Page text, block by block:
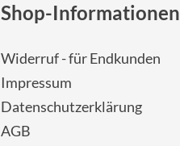
Shop-Informationen
Widerruf - für Endkunden
Impressum
Datenschutzerklärung
AGB